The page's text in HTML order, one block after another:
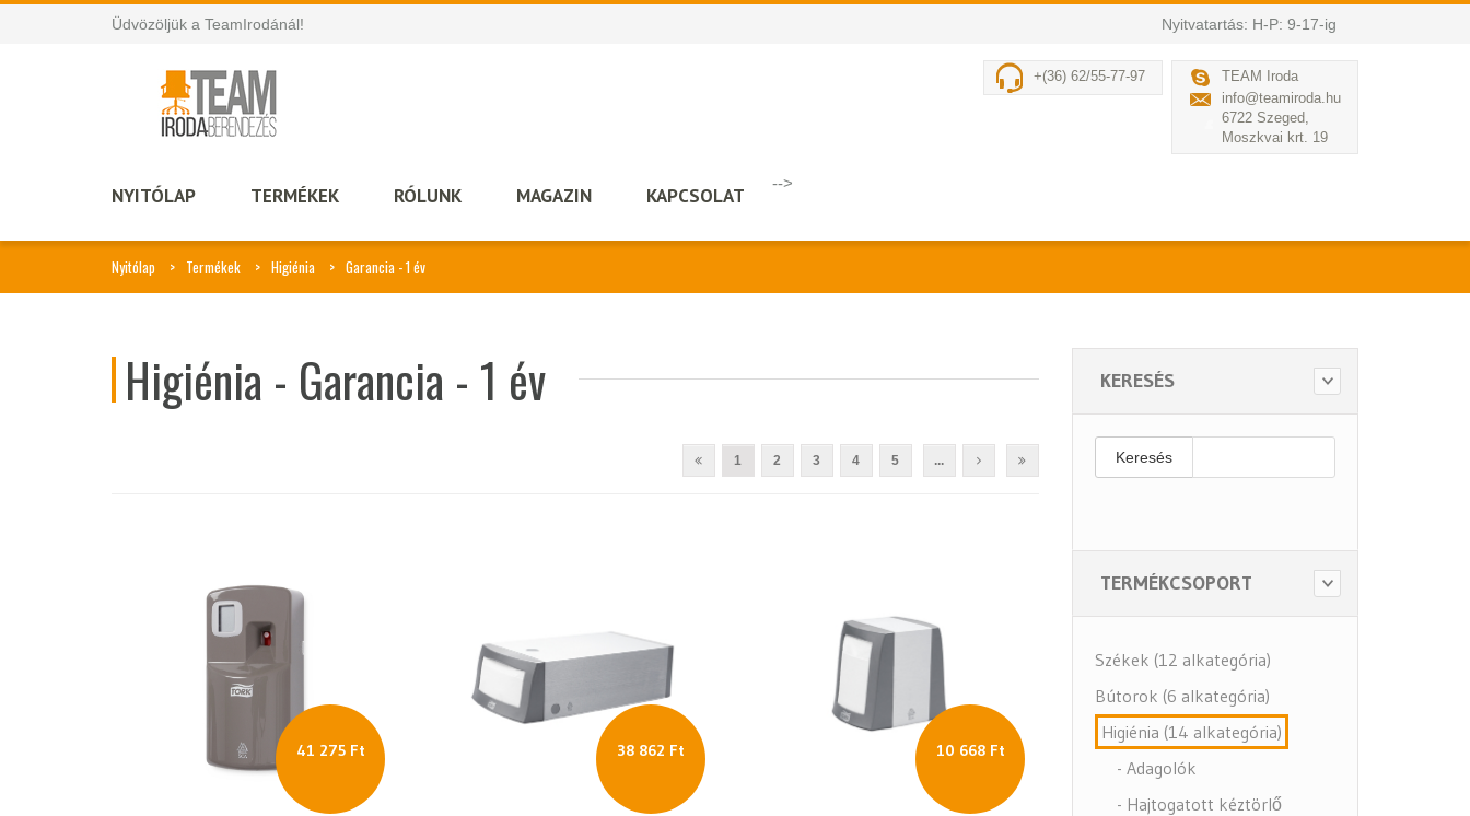
Üdvözöljük a TeamIrodánál! Nyitvatartás: H-P: 9-17-ig
TEAM Iroda
info@teamiroda.hu
6722 Szeged,
Moszkvai krt. 19
+(36) 62/55-77-97
NYITÓLAP TERMÉKEK
-->
RÓLUNK MAGAZIN KAPCSOLAT
Nyitólap Termékek Higiénia Garancia - 1 év
Higiénia - Garancia - 1 év
1 2 3 4 5 ...
41 275 Ft 38 862 Ft 10 668 Ft
KERESÉS
Keresés
TERMÉKCSOPORT
Székek (12 alkategória)
Bútorok (6 alkategória)
Higiénia (14 alkategória)
- Adagolók
- Hajtogatott kéztörlő